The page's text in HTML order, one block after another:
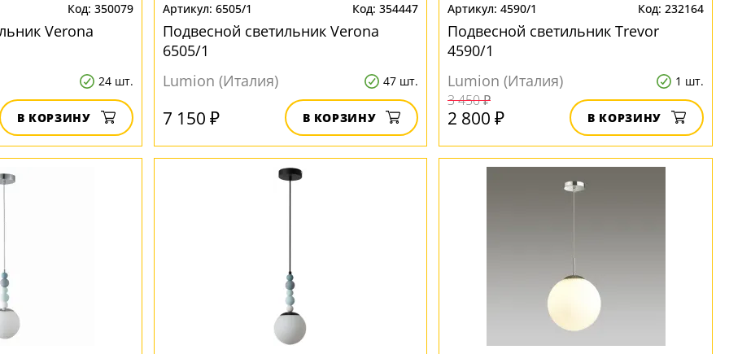
350079
Verona
24 шт.
В КОРЗИНУ
6505/1 354447
Подвесной светильник Verona
6505/1
Lumion (Италия)
47 шт.
7 150 ₽ В КОРЗИНУ
4590/1 232164
Подвесной светильник Trevor
4590/1
Lumion (Италия)
1 шт.
3 450 ₽
2 800 ₽ В КОРЗИНУ